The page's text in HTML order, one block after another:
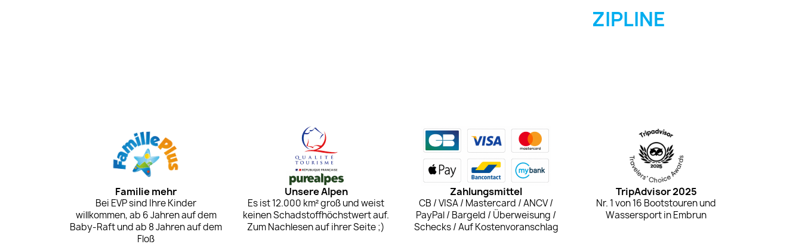
ZIPLINE
Familie mehr
Bei EVP sind Ihre Kinder
willkommen, ab 6 Jahren auf dem
Baby-Raft und ab 8 Jahren auf dem
Floß
Unsere Alpen
Es ist 12.000 km² groß und weist
keinen Schadstoffhöchstwert auf.
Zum Nachlesen auf ihrer Seite ;)
Zahlungsmittel
CB / VISA / Mastercard / ANCV /
PayPal / Bargeld / Überweisung /
Schecks / Auf Kostenvoranschlag
TripAdvisor 2025
Nr. 1 von 16 Bootstouren und
Wassersport in Embrun